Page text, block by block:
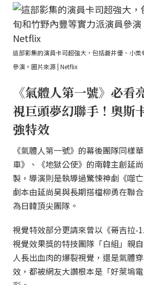
這部影集的演員卡司超強大，包括蒼井優、小
參演。圖片來源 | Netflix
《氣體人第一號》必看
視巨頭夢幻聯手！奧斯
強特效
《氣體人第一號》的幕後團隊同樣
車》、《地獄公使》的南韓主創延
製，導演則是執導過驚悚神劇《噬
劇本由延尚昊與長期搭檔柳勇在聯
為日韓頂尖團隊。
視覺特效部分更請來曾以《哥吉拉-
視覺效果獎的特技團隊「白組」親
人長出血肉的爆裂視覺，還是氣體
效，都被網友大讚根本是「好萊塢